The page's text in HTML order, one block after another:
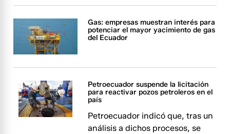
Gas: empresas muestran interés para
potenciar el mayor yacimiento de gas
del Ecuador
Petroecuador suspende la licitación
para reactivar pozos petroleros en el
país
Petroecuador indicó que, tras un
análisis a dichos procesos, se